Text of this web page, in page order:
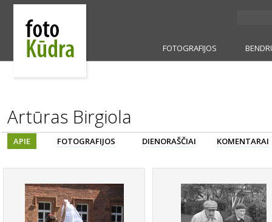
FOTOGRAFIJOS
Artūras Birgiola
APIE FOTOGRAFIJOS DIENORAŠČIAI KOMENTARAI